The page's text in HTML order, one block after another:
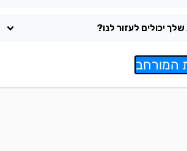
יכולים לעזור לנו?
המורחב